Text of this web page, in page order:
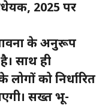
2025 पर
के अनुरूप
साथ ही
को निर्धारित
सख्त भू-